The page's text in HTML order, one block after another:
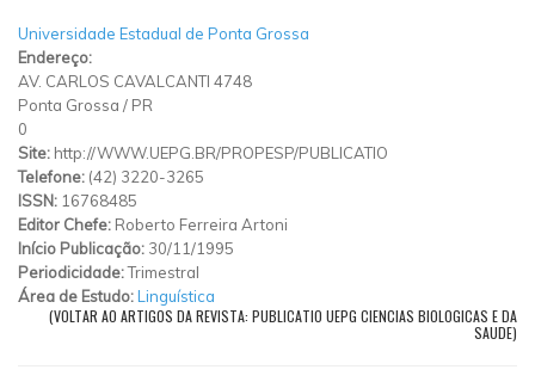
Universidade Estadual de Ponta Grossa
Endereço:
AV. CARLOS CAVALCANTI 4748
Ponta Grossa / PR
0
Site: http://WWW.UEPG.BR/PROPESP/PUBLICATIO
Telefone: (42) 3220-3265
ISSN: 16768485
Editor Chefe: Roberto Ferreira Artoni
Início Publicação: 30/11/1995
Periodicidade:Trimestral
Área de Estudo:Linguística
(VOLTAR AO ARTIGOS DA REVISTA: PUBLICATIO UEPG CIENCIAS BIOLOGICAS E DA
SAUDE)